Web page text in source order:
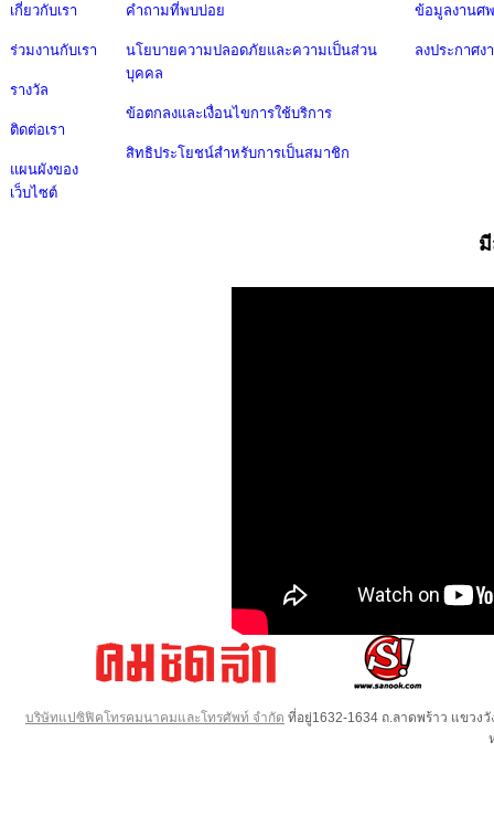
เกี่ยวกับเรา
ร่วมงานกับเรา
รางวัล
ติดต่อเรา
แผนผังของ
เว็บไซต์
คำถามที่พบบ่อย
นโยบายความปลอดภัยและความเป็นส่วน
บุคคล
ข้อตกลงและเงื่อนไขการใช้บริการ
สิทธิประโยชน์สำหรับการเป็นสมาชิก
ข้อมูลงานศพ
ลงประกาศง
บริษัทแปซิฟิคโทรคมนาคมและโทรศัพท์ จำกัด ที่อยู่1632-1634 ถ.ลาดพร้าว แขวง